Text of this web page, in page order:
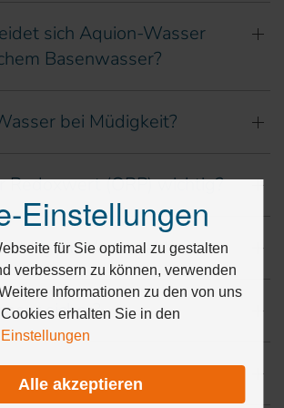
sich Aquion-Wasser
Basenwasser?
bei Müdigkeit?
Redoxwert (ORP) wichtig?
H₂ im Wasser aktiv?
sicher?
Wasser geeignet?
Einstellungen
für Sie optimal zu gestalten
verbessern zu können, verwenden
Informationen zu den von uns
erhalten Sie in den
Alle akzeptieren